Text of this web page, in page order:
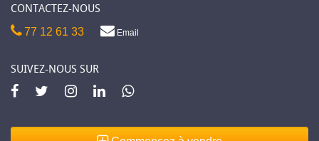
CONTACTEZ-NOUS
77 12 61 33 Email
SUIVEZ-NOUS SUR